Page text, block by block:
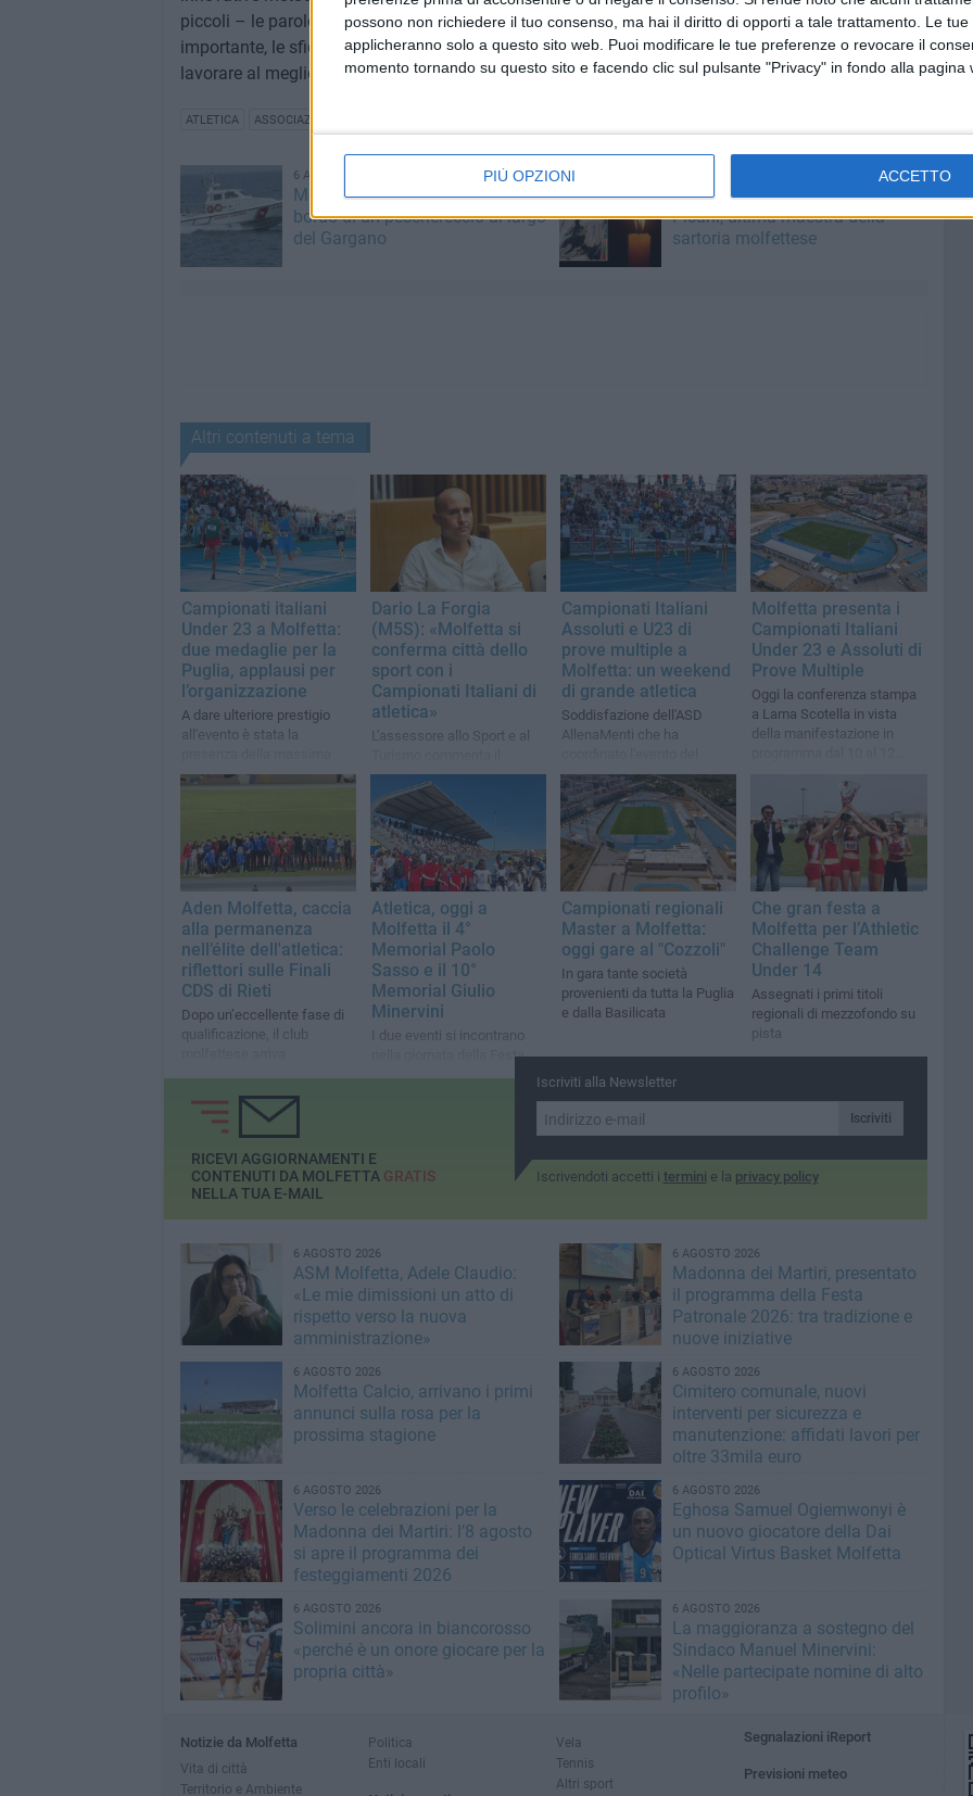
possono non richiedere il tuo consenso, ma hai il diritto di opporti a tale trattamento. Le
applicheranno solo a questo sito web. Puoi modificare le tue preferenze o revocare il
momento tornando su questo sito e facendo clic sul pulsante "Privacy" in fondo alla pagina
PIÙ OPZIONI ACCETTO
piccoli – le parole di Pietro Camporeale – La tappa della Diamond League a Roma è un traguardo
importante, le sfide che ci attendono con i nostri atleti sono interessanti e ambiziose e vogliamo
lavorare al meglio per ottenere risultati sempre più soddisfacenti".
ATLETICA ASSOCIAZIONE ALLENAMENTI
6 AGOSTO 2026
Marittimo molfettese muore a
bordo di un peschereccio al largo
del Gargano
Molfetta piange Marta Maria
Pisani, ultima maestra della
sartoria molfettese
Altri contenuti a tema
Campionati italiani
Under 23 a Molfetta:
due medaglie per la
Puglia, applausi per
l’organizzazione
A dare ulteriore prestigio
all'evento è stata la
carica dell'atletica leggera:
Stefano Mei
Dario La Forgia
(M5S): «Molfetta si
conferma città dello
sport con i
Campionati Italiani di
atletica»
L'assessore allo Sport e al
grande successo per i
Campionati Italiani di
atletica al "Cozzoli”
Campionati Italiani
Assoluti e U23 di
prove multiple a
Molfetta: un weekend
di grande atletica
Soddisfazione dell'ASD
AllenaMenti che ha
"Cozzoli"
Molfetta presenta i
Campionati Italiani
Under 23 e Assoluti di
Prove Multiple
Oggi la conferenza stampa
a Lama Scotella in vista
della manifestazione in
Aden Molfetta, caccia
alla permanenza
nell’élite dell'atletica:
riflettori sulle Finali
CDS di Rieti
Dopo un’eccellente fase di
qualificazione, il club
ambizioni
Atletica, oggi a
Molfetta il 4°
Memorial Paolo
Sasso e il 10°
Memorial Giulio
Minervini
I due eventi si incontrano
nella giornata della Festa
della Mamma, trasformando
Campionati regionali
Master a Molfetta:
oggi gare al "Cozzoli"
In gara tante società
provenienti da tutta la Puglia
e dalla Basilicata
Che gran festa a
Molfetta per l’Athletic
Challenge Team
Under 14
Assegnati i primi titoli
regionali di mezzofondo su
pista
Iscriviti alla Newsletter
Iscriviti
Iscrivendoti accetti i termini e la privacy policy
RICEVI AGGIORNAMENTI E
CONTENUTI DA MOLFETTA GRATIS
NELLA TUA E-MAIL
6 AGOSTO 2026
ASM Molfetta, Adele Claudio:
«Le mie dimissioni un atto di
rispetto verso la nuova
amministrazione»
6 AGOSTO 2026
Madonna dei Martiri, presentato
il programma della Festa
Patronale 2026: tra tradizione e
nuove iniziative
6 AGOSTO 2026
Molfetta Calcio, arrivano i primi
annunci sulla rosa per la
prossima stagione
6 AGOSTO 2026
Cimitero comunale, nuovi
interventi per sicurezza e
manutenzione: affidati lavori per
oltre 33mila euro
6 AGOSTO 2026
Verso le celebrazioni per la
Madonna dei Martiri: l’8 agosto
si apre il programma dei
festeggiamenti 2026
6 AGOSTO 2026
Eghosa Samuel Ogiemwonyi è
un nuovo giocatore della Dai
Optical Virtus Basket Molfetta
6 AGOSTO 2026
Solimini ancora in biancorosso
«perché è un onore giocare per la
propria città»
6 AGOSTO 2026
La maggioranza a sostegno del
Sindaco Manuel Minervini:
«Nelle partecipate nomine di alto
profilo»
Notizie da Molfetta
Vita di città
Territorio e Ambiente
Politica
Enti locali
Vela
Tennis
Altri sport
Segnalazioni iReport
Previsioni meteo